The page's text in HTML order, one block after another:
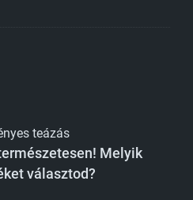
teázás
Melyik
választod?